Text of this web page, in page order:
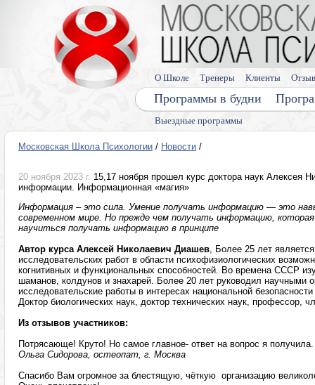
Выездные программы
Программы в будни
О Школе Тренеры Клиенты
Московская Школа Психологии / Новости /
20 ноября 2023 г. 15,17 ноября прошел курс доктора наук Алексея
информации. Информационная «магия»
Информация – это сила. Умение получать информацию — это
современном мире. Но прежде чем получать информацию,
научиться получать информацию в принципе
Автор курса Алексей Николаевич Диашев, Более 25 лет
исследовательских работ в области психофизиологических
когнитивных и функциональных способностей. Во времена СССР
шаманов, колдунов и знахарей. Более 20 лет руководил научными
исследовательские работы в интересах национальной
Доктор биологических наук, доктор технических наук, профессор,
Из отзывов участников:
Потрясающе! Круто! Но самое главное- ответ на вопрос я получила.
Ольга Сидорова, остеопат, г. Москва
Спасибо Вам огромное за блестящую, чёткую организацию